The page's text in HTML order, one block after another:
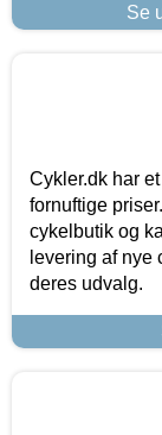
Se
Cykler.dk har
fornuftige
cykelbutik og
levering af nye
deres udvalg.